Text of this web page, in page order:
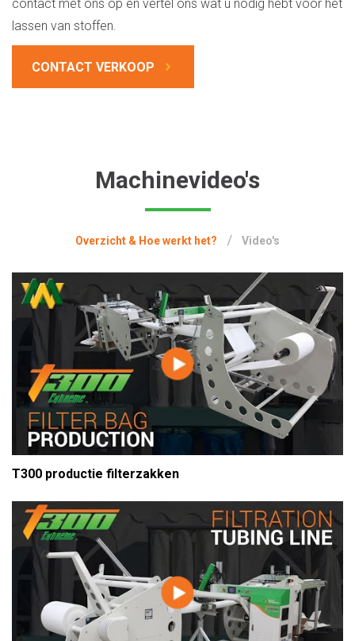
contact met ons op en vertel ons wat u nodig hebt voor het
lassen van stoffen.
CONTACT VERKOOP
Machinevideo's
Overzicht & Hoe werkt het? Video's
T300 productie filterzakken